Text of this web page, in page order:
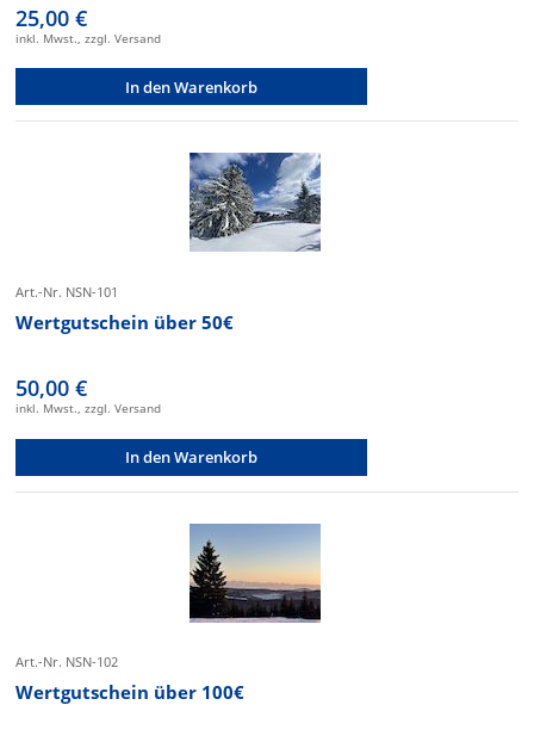
25,00 €
inkl. Mwst., zzgl. Versand
In den Warenkorb
Art.-Nr. NSN-101
Wertgutschein über 50€
50,00 €
inkl. Mwst., zzgl. Versand
In den Warenkorb
Art.-Nr. NSN-102
Wertgutschein über 100€